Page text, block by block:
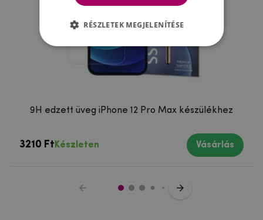
9H edzett üveg iPhone 12 Pro Max készülékhez
3210 Ft Készleten Vásárlás
RÉSZLETEK MEGJELENÍTÉSE